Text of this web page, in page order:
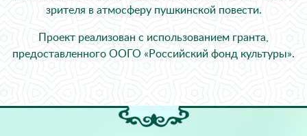
зрителя в атмосферу пушкинской повести.
Проект реализован с использованием гранта,
предоставленного ООГО «Российский фонд культуры».